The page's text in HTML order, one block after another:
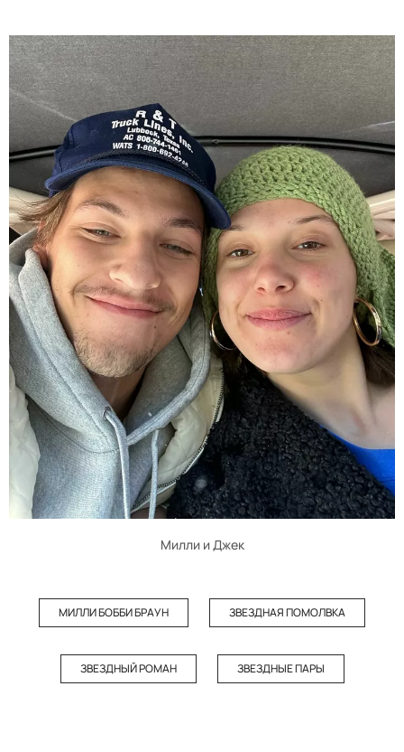
Милли и Джек
МИЛЛИ БОББИ БРАУН ЗВЕЗДНАЯ ПОМОЛВКА
ЗВЕЗДНЫЙ РОМАН ЗВЕЗДНЫЕ ПАРЫ